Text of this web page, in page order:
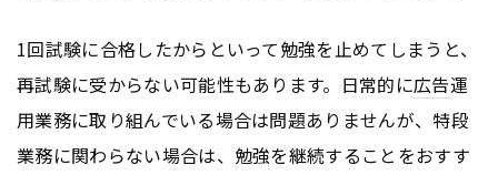
1回試験に合格したからといって勉強を止めてしまうと、
再試験に受からない可能性もあります。日常的に広告運
用業務に取り組んでいる場合は問題ありませんが、特段
業務に関わらない場合は、勉強を継続することをおすす